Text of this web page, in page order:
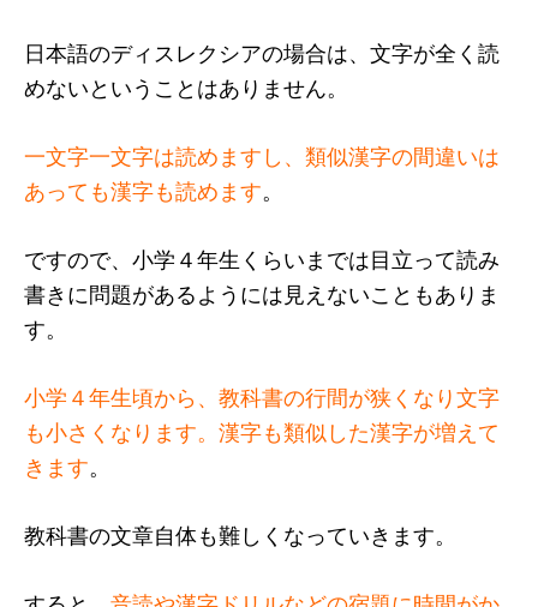
日本語のディスレクシアの場合は、文字が全く読
めないということはありません。
一文字一文字は読めますし、類似漢字の間違いは
あっても漢字も読めます。
ですので、小学４年生くらいまでは目立って読み
書きに問題があるようには見えないこともありま
す。
小学４年生頃から、教科書の行間が狭くなり文字
も小さくなります。漢字も類似した漢字が増えて
きます。
教科書の文章自体も難しくなっていきます。